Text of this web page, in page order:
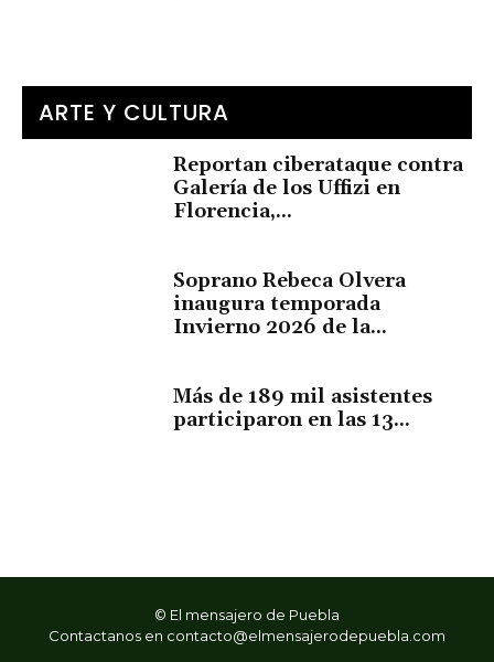
ARTE Y CULTURA
Reportan ciberataque contra
Galería de los Uffizi en
Florencia,...
Soprano Rebeca Olvera
inaugura temporada
Invierno 2026 de la...
Más de 189 mil asistentes
participaron en las 13...
© El mensajero de Puebla
Contactanos en contacto@elmensajerodepuebla.com